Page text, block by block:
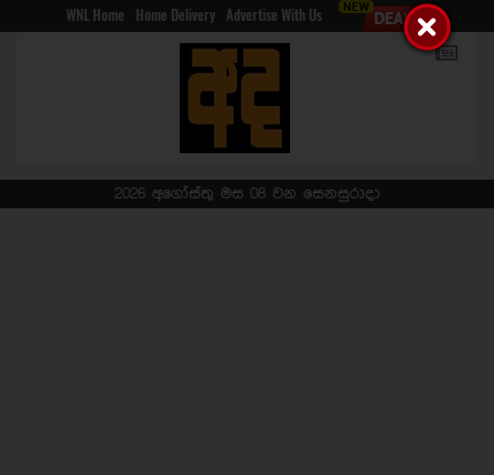
WNL Home Home Delivery Advertise With Us
2026 අගෝස්තු මස 08 වන සෙනසුරාදා